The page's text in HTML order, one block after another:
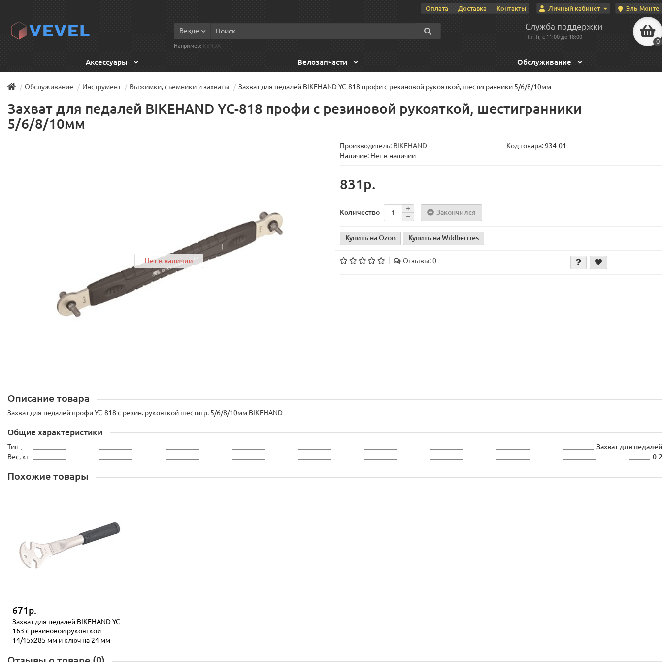
Эль-Монте
Личный кабинет
Оплата Доставка Контакты
Служба поддержки
Пн-Пт, с 11:00 до 18:00
0
Везде
Например: KENDA
Аксессуары Велозапчасти Обслуживание
Обслуживание Инструмент Выжимки, съемники и захваты Захват для педалей BIKEHAND YC-818 профи с резиновой рукояткой, шестигранники 5/6/8/10мм
Захват для педалей BIKEHAND YC-818 профи с резиновой рукояткой, шестигранники
5/6/8/10мм
Нет в наличии
Производитель: BIKEHAND Код товара:934-01
Наличие: Нет в наличии
831р.
Количество Закончился
Купить на Ozon Купить на Wildberries
Отзывы: 0
Описание товара
Захват для педалей профи YC-818 с резин. рукояткой шестигр. 5/6/8/10мм BIKEHAND
Общие характеристики
Тип
Захват для педалей
Вес, кг
0.2
Похожие товары
671р.
Захват для педалей BIKEHAND YC-
163 с резиновой рукояткой
14/15x285 мм и ключ на 24 мм